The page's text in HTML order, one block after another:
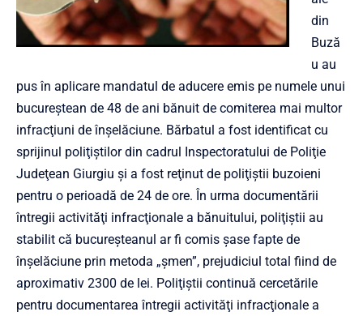
din
Buză
u au
pus în aplicare mandatul de aducere emis pe numele unui
bucureştean de 48 de ani bănuit de comiterea mai multor
infracţiuni de înşelăciune. Bărbatul a fost identificat cu
sprijinul poliţiştilor din cadrul Inspectoratului de Poliţie
Judeţean Giurgiu şi a fost reţinut de poliţiştii buzoieni
pentru o perioadă de 24 de ore. În urma documentării
întregii activităţi infracţionale a bănuitului, poliţiştii au
stabilit că bucureşteanul ar fi comis şase fapte de
înşelăciune prin metoda „şmen”, prejudiciul total fiind de
aproximativ 2300 de lei. Poliţiştii continuă cercetările
pentru documentarea întregii activităţi infracţionale a